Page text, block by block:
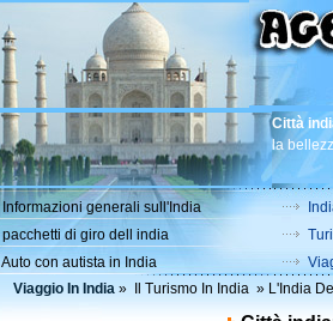
Città
la
Informazioni generali sull'India
pacchetti di giro dell india
Auto con autista in India
Viaggio In India» Il Turismo In India» L'India